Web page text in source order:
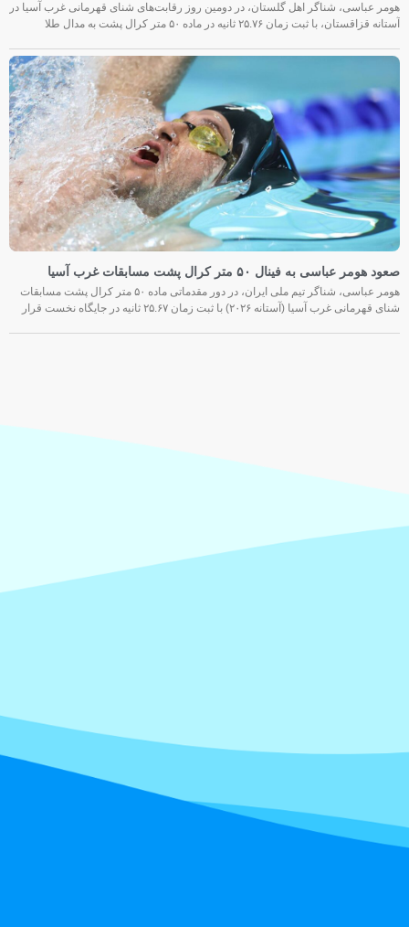
هومر عباسی، شناگر اهل گلستان، در دومین روز رقابت‌های شنای قهرمانی غرب آسیا در
آستانه قزاقستان، با ثبت زمان ۲۵.۷۶ ثانیه در ماده ۵۰ متر کرال پشت به مدال طلا
صعود هومر عباسی به فینال ۵۰ متر کرال پشت مسابقات غرب آسیا
هومر عباسی، شناگر تیم ملی ایران، در دور مقدماتی ماده ۵۰ متر کرال پشت مسابقات
شنای قهرمانی غرب آسیا (آستانه ۲۰۲۶) با ثبت زمان ۲۵.۶۷ ثانیه در جایگاه نخست قرار